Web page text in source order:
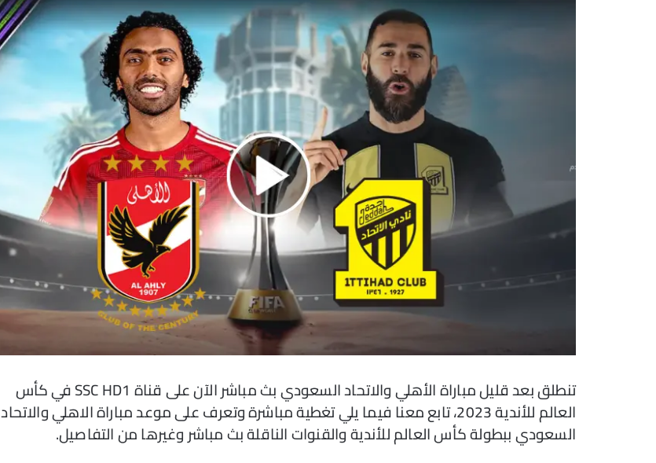
تنطلق بعد قليل مباراة الأهلي والاتحاد السعودي بث مباشر الآن على قناة SSC HD1 في كأس
العالم للأندية 2023، تابع معنا فيما يلي تغطية مباشرة وتعرف على موعد مباراة الاهلي والاتحاد
السعودي ببطولة كأس العالم للأندية والقنوات الناقلة بث مباشر وغيرها من التفاصيل.